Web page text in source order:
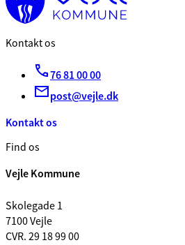
Kontakt os
76 81 00 00
post@vejle.dk
Kontakt os
Find os
Vejle Kommune
Skolegade 1
7100 Vejle
CVR. 29 18 99 00